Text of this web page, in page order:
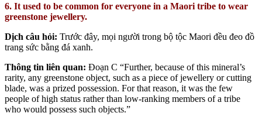
6. It used to be common for everyone in a Maori tribe to wear
greenstone jewellery.
Dịch câu hỏi: Trước đây, mọi người trong bộ tộc Maori đều đeo đồ
trang sức bằng đá xanh.
Thông tin liên quan: Đoạn C “Further, because of this mineral’s
rarity, any greenstone object, such as a piece of jewellery or cutting
blade, was a prized possession. For that reason, it was the few
people of high status rather than low-ranking members of a tribe
who would possess such objects.”